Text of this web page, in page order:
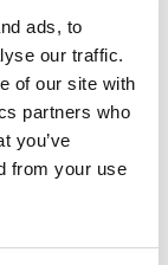
ads, to
our traffic.
of our site with
partners who
you’ve
from your use
|